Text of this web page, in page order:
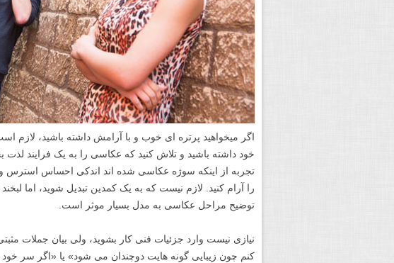
اگر میخواهید پرتره ای خوب و با آرامش داشته باشید، لازم
خود داشته باشید و تلاش کنید که عکاسی را به یک فرایند لذت
تجربه از اینکه سوژه عکاسی شده اند اندکی احساس استرس و
را آرام کنید. لازم نیست که به یک کمدین تبدیل شوید، اما
توضیح مراحل عکاسی به مدل بسیار موثر است.
نیازی نیست وارد جزئیات فنی کار بشوید، ولی بیان جملات
کنم چون زیبایی گونه هایت دوچندان می شود» یا «اگر سر